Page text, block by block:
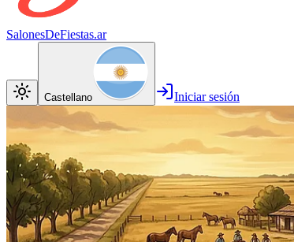
SalonesDeFiestas.ar
Castellano Iniciar sesión